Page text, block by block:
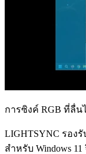
การซิงค์ RGB ที่ลื่น
LIGHTSYNC รอง
สำหรับ Windows